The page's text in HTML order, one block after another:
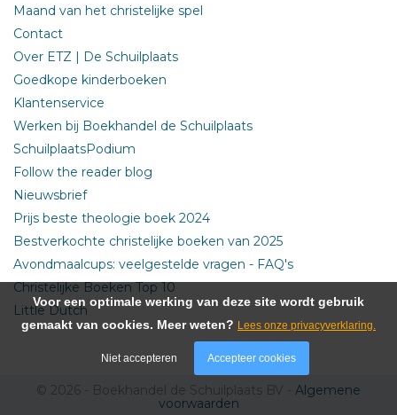
Maand van het christelijke spel
Contact
Over ETZ | De Schuilplaats
Goedkope kinderboeken
Klantenservice
Werken bij Boekhandel de Schuilplaats
SchuilplaatsPodium
Follow the reader blog
Nieuwsbrief
Prijs beste theologie boek 2024
Bestverkochte christelijke boeken van 2025
Avondmaalcups: veelgestelde vragen - FAQ's
Christelijke Boeken Top 10
Little Dutch
© 2026 - Boekhandel de Schuilplaats BV - Algemene
voorwaarden
Voor een optimale werking van deze site wordt gebruik
gemaakt van cookies. Meer weten? Lees onze privacyverklaring.
Niet accepteren Accepteer cookies